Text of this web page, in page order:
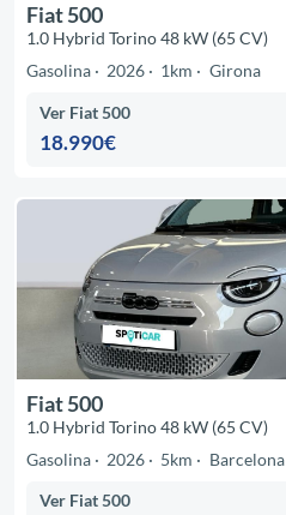
Fiat 500
1.0 Hybrid Torino 48 kW (65 CV)
Gasolina
2026 1km Girona
Ver Fiat 500
18.990€
Fiat 500
1.0 Hybrid Torino 48 kW (65 CV)
Gasolina
2026 5km Barcelona
Ver Fiat 500